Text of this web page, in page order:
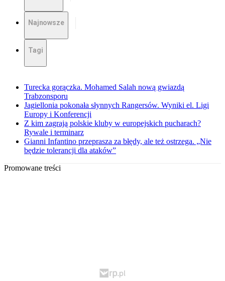
Najnowsze
Tagi
Turecka gorączka. Mohamed Salah nową gwiazdą
Trabzonsporu
Jagiellonia pokonała słynnych Rangersów. Wyniki el. Ligi
Europy i Konferencji
Z kim zagrają polskie kluby w europejskich pucharach?
Rywale i terminarz
Gianni Infantino przeprasza za błędy, ale też ostrzega. „Nie
będzie tolerancji dla ataków”
Promowane treści